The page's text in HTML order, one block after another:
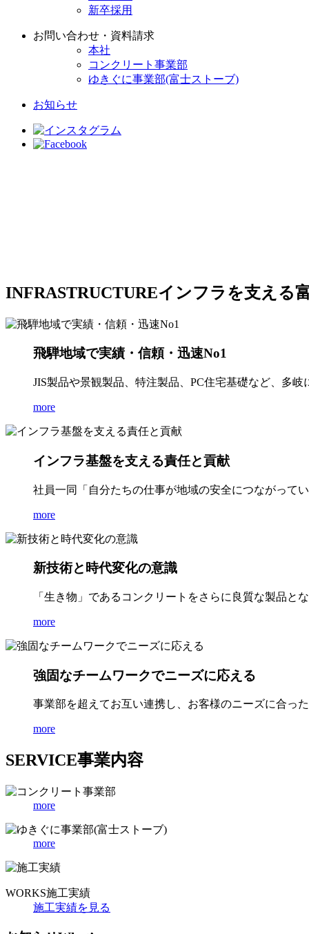
新卒採用
お問い合わせ・資料請求
本社
コンクリート事業部
ゆきぐに事業部(富士ストーブ)
お知らせ
INFRASTRUCTUREインフラを支える
飛騨地域で実績・信頼・迅速No1
JIS製品や景観製品、特注製品、PC住宅基礎など、多
more
インフラ基盤を支える責任と貢献
社員一同「自分たちの仕事が地域の安全につながって
more
新技術と時代変化の意識
「生き物」であるコンクリートをさらに良質な製品と
more
強固なチームワークでニーズに応える
事業部を超えてお互い連携し、お客様のニーズに合っ
more
SERVICE事業内容
more
more
WORKS施工実績
施工実績を見る